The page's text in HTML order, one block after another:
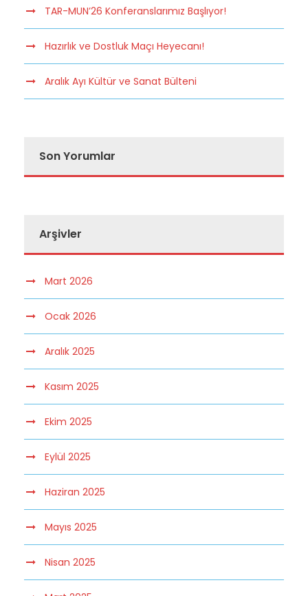
TAR-MUN’26 Konferanslarımız Başlıyor!
Hazırlık ve Dostluk Maçı Heyecanı!
Aralık Ayı Kültür ve Sanat Bülteni
Son Yorumlar
Arşivler
Mart 2026
Ocak 2026
Aralık 2025
Kasım 2025
Ekim 2025
Eylül 2025
Haziran 2025
Mayıs 2025
Nisan 2025